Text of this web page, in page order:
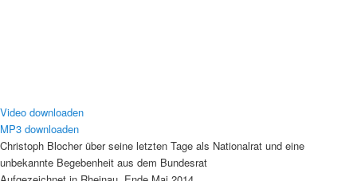
Video downloaden
MP3 downloaden
Christoph Blocher über seine letzten Tage als Nationalrat und eine
unbekannte Begebenheit aus dem Bundesrat